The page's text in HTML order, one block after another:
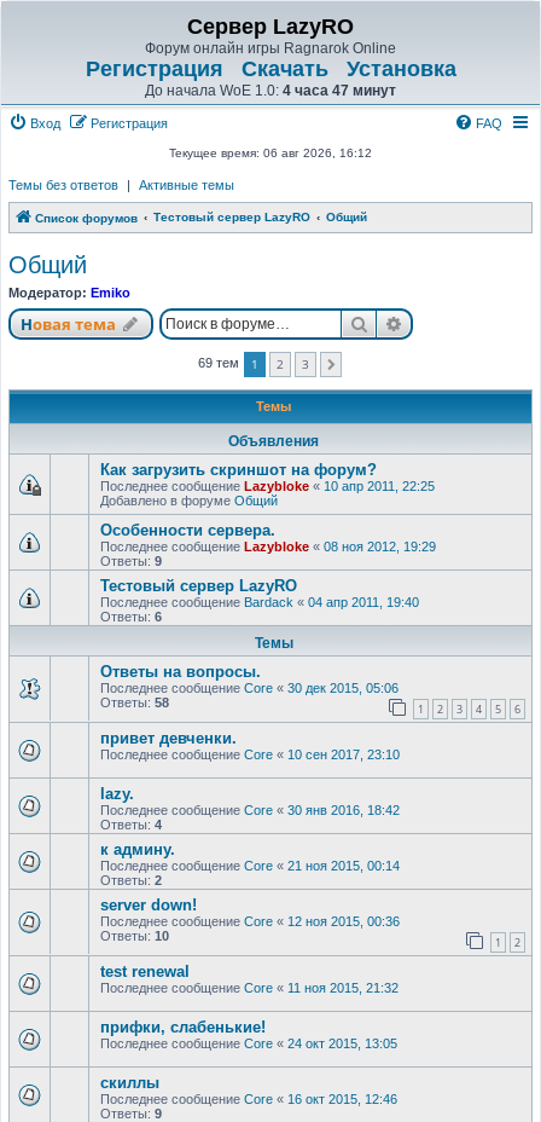
Сервер LazyRO
Форум онлайн игры Ragnarok Online
Регистрация Скачать Установка
До начала WoE 1.0: 4 часа 47 минут
Вход Регистрация FAQ
Текущее время: 06 авг 2026, 16:12
Темы без ответов | Активные темы
Список форумов Тестовый сервер LazyRO Общий
Общий
Модератор: Emiko
Новая тема ПоискРасширенный
69 тем 1 2 3
Темы
Объявления
Как загрузить скриншот на форум?
Последнее сообщение Lazybloke « 10 апр 2011, 22:25
Добавлено в форуме Общий
Особенности сервера.
Последнее сообщение Lazybloke « 08 ноя 2012, 19:29
Ответы: 9
Тестовый сервер LazyRO
Последнее сообщение Bardack « 04 апр 2011, 19:40
Ответы: 6
Темы
Ответы на вопросы.
Последнее сообщение Core « 30 дек 2015, 05:06
Ответы: 58 1 2 3 4 5 6
привет девченки.
Последнее сообщение Core « 10 сен 2017, 23:10
lazy.
Последнее сообщение Core « 30 янв 2016, 18:42
Ответы: 4
к админу.
Последнее сообщение Core « 21 ноя 2015, 00:14
Ответы: 2
server down!
Последнее сообщение Core « 12 ноя 2015, 00:36
Ответы: 10 1 2
test renewal
Последнее сообщение Core « 11 ноя 2015, 21:32
прифки, слабенькие!
Последнее сообщение Core « 24 окт 2015, 13:05
скиллы
Последнее сообщение Core « 16 окт 2015, 12:46
Ответы: 9